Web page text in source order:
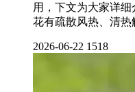
用，下文为大家详
花有疏散风热、清热
2026-06-22 1518